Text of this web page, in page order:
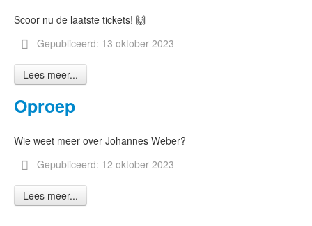
Scoor nu de laatste tickets! 🙌
Gepubliceerd: 13 oktober 2023
Lees meer...
Oproep
Wie weet meer over Johannes Weber?
Gepubliceerd: 12 oktober 2023
Lees meer...